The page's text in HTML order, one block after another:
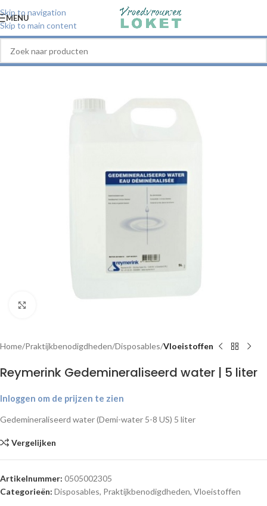
Skip to navigation
Skip to main content
MENU
Home Praktijkbenodigdheden Disposables Vloeistoffen
Reymerink Gedemineraliseerd water | 5 liter
Inloggen om de prijzen te zien
Gedemineraliseerd water (Demi-water 5-8 US) 5 liter
Vergelijken
Artikelnummer: 0505002305
Categorieën: Disposables, Praktijkbenodigdheden, Vloeistoffen